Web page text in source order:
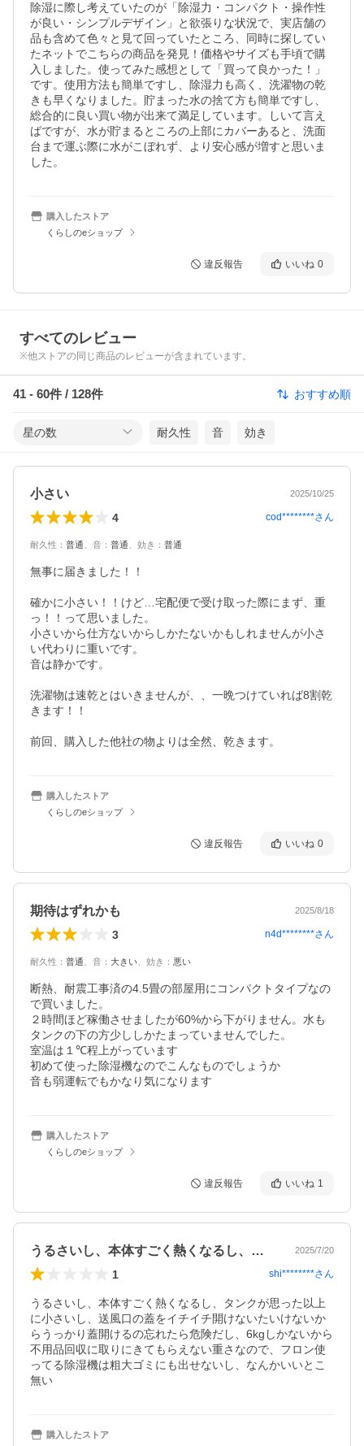
除湿に際し考えていたのが「除湿力・コンパクト・操作性
が良い・シンプルデザイン」と欲張りな状況で、実店舗の
品も含めて色々と見て回っていたところ、同時に探してい
たネットでこちらの商品を発見！価格やサイズも手頃で購
入しました。使ってみた感想として「買って良かった！」
です。使用方法も簡単ですし、除湿力も高く、洗濯物の乾
きも早くなりました。貯まった水の捨て方も簡単ですし、
総合的に良い買い物が出来て満足しています。しいて言え
ばですが、水が貯まるところの上部にカバーあると、洗面
台まで運ぶ際に水がこぼれず、より安心感が増すと思いま
した。
購入したストア
くらしのeショップ
違反報告 いいね 0
すべてのレビュー
※他ストアの同じ商品のレビューが含まれています。
41 - 60件 / 128件 おすすめ順
星の数 耐久性 音 効き
小さい 2025/10/25
4 cod********さん
耐久性 ： 普通 音 ： 普通 効き ： 普通
無事に届きました！！
確かに小さい！！けど…宅配便で受け取った際にまず、重
っ！！って思いました。
小さいから仕方ないからしかたないかもしれませんが小さ
い代わりに重いです。
音は静かです。
洗濯物は速乾とはいきませんが、、一晩つけていれば8割乾
きます！！
前回、購入した他社の物よりは全然、乾きます。
購入したストア
くらしのeショップ
違反報告 いいね 0
期待はずれかも 2025/8/18
3 n4d********さん
耐久性 ： 普通 音 ： 大きい 効き ： 悪い
断熱、耐震工事済の4.5畳の部屋用にコンパクトタイプなの
で買いました。
２時間ほど稼働させましたが60%から下がりません。水も
タンクの下の方少ししかたまっていませんでした。
室温は１℃程上がっています
初めて使った除湿機なのでこんなものでしょうか
音も弱運転でもかなり気になります
購入したストア
くらしのeショップ
違反報告 いいね 1
うるさいし、本体すごく熱くなるし、タン… 2025/7/20
1 shi********さん
うるさいし、本体すごく熱くなるし、タンクが思った以上
に小さいし、送風口の蓋をイチイチ開けないたいけないか
らうっかり蓋開けるの忘れたら危険だし、6kgしかないから
不用品回収に取りにきてもらえない重さなので、フロン使
ってる除湿機は粗大ゴミにも出せないし、なんかいいとこ
無い
購入したストア